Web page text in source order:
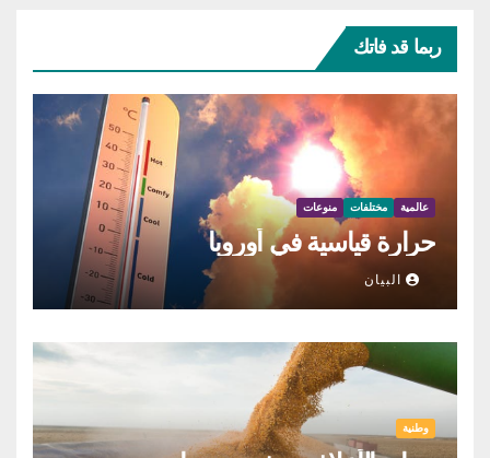
ربما قد فاتك
عالمية مختلفات منوعات
حرارة قياسية في أوروبا
البيان
وطنية